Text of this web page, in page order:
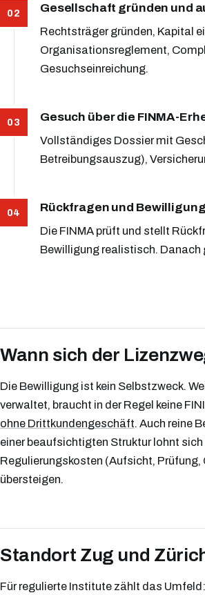
Gesellschaft gründen und
Rechtsträger gründen, Kapital
Organisationsreglement,
Gesuchseinreichung.
Gesuch über die FINMA-
Vollständiges Dossier mit
Betreibungsauszug),
Rückfragen und Bewilligung
Die FINMA prüft und stellt
Bewilligung realistisch. Danach
Wann sich der
Die Bewilligung ist kein Selbstzweck.
verwaltet, braucht in der Regel keine
ohne Drittkundengeschäft. Auch reine
einer beaufsichtigten Struktur lohnt
Regulierungskosten (Aufsicht,
übersteigen.
Standort Zug und
Für regulierte Institute zählt das